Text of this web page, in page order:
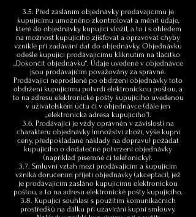
3.5. Před zasláním objednávky prodávajícímu je
kupujícímu umožněno zkontrolovat a měnit údaje,
které do objednávky kupující vložil, a to i s ohledem
na možnost kupujícího zjišťovat a opravovat chyby
vzniklé při zadávání dat do objednávky. Objednávku
odešle kupující prodávajícímu kliknutím na tlačítko
„Dokončit objednávku“. Údaje uvedené v objednávce
jsou prodávajícím považovány za správné.
Prodávající neprodleně po obdržení objednávky toto
obdržení kupujícímu potvrdí elektronickou poštou, a
to na adresu elektronické pošty kupujícího uvedenou
v uživatelském účtu či v objednávce (dále jen
„elektronická adresa kupujícího“).
3.6. Prodávající je vždy oprávněn v závislosti na
charakteru objednávky (množství zboží, výše kupní
ceny, předpokládané náklady na dopravu) požádat
kupujícího o dodatečné potvrzení objednávky
(například písemně či telefonicky).
3.7. Smluvní vztah mezi prodávajícím a kupujícím
vzniká doručením přijetí objednávky (akceptací), jež
je prodávajícím zasláno kupujícímu elektronickou
poštou, a to na adresu elektronické pošty kupujícího.
3.8. Kupující souhlasí s použitím komunikačních
prostředků na dálku při uzavírání kupní smlouvy.